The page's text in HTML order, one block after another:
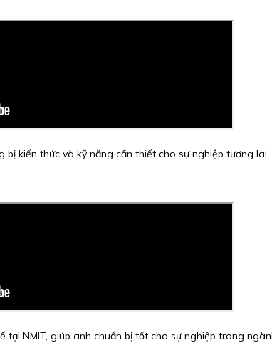
kiến thức và kỹ năng cần thiết cho sự nghiệp tương lai.
NMIT, giúp anh chuẩn bị tốt cho sự nghiệp trong